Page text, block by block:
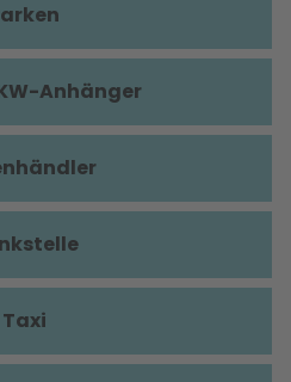
Anhänger
Taxi